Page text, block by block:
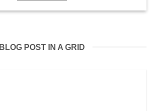
BLOG POST IN A GRID